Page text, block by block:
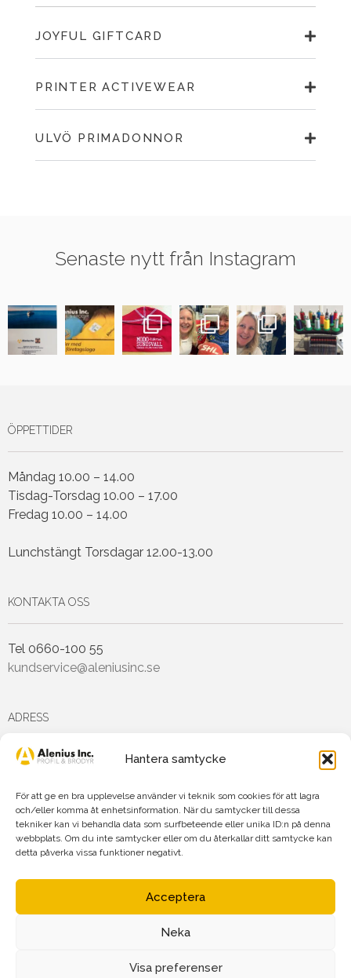
Hantera samtycke
För att ge en bra upplevelse använder vi teknik som cookies för att lagra
och/eller komma åt enhetsinformation. När du samtycker till dessa
tekniker kan vi behandla data som surfbeteende eller unika ID:n på denna
webbplats. Om du inte samtycker eller om du återkallar ditt samtycke kan
detta påverka vissa funktioner negativt.
Acceptera
Neka
Visa preferenser
JOYFUL GIFTCARD
PRINTER ACTIVEWEAR
ULVÖ PRIMADONNOR
Senaste nytt från Instagram
ÖPPETTIDER
Måndag 10.00 – 14.00
Tisdag-Torsdag 10.00 – 17.00
Fredag 10.00 – 14.00
Lunchstängt Torsdagar 12.00-13.00
KONTAKTA OSS
Tel 0660-100 55
kundservice@aleniusinc.se
ADRESS
Hästmarksvägen 3D
FÖLJ OSS PÅ
Agnetha Alenius Incorporated AB